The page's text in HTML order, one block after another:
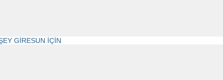
GİRESUN İÇİN